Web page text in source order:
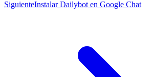
SiguienteInstalar Dailybot en Google Chat